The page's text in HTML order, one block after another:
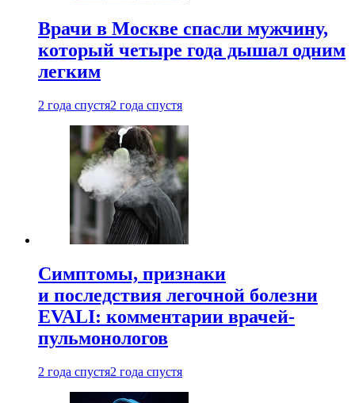
Врачи в Москве спасли мужчину,
который четыре года дышал одним
легким
2 года спустя2 года спустя
Симптомы, признаки
и последствия легочной болезни
EVALI: комментарии врачей-
пульмонологов
2 года спустя2 года спустя